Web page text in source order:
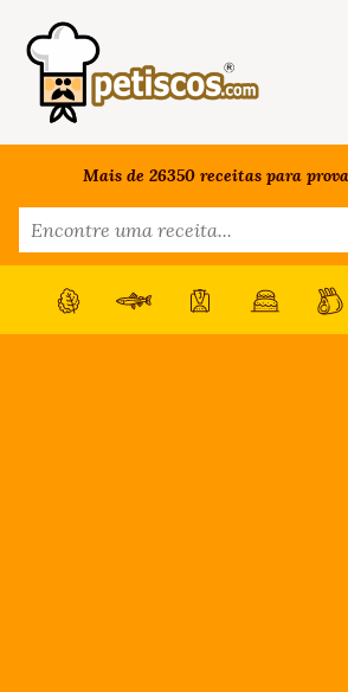
Mais de 26350 receitas para